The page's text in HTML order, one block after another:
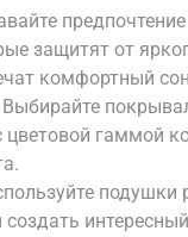
защитят от
комфортный
цветовой гаммой
подушки